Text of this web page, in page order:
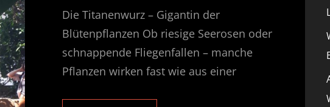
Die Titanenwurz – Gigantin der
Blütenpflanzen Ob riesige Seerosen oder
schnappende Fliegenfallen – manche
Pflanzen wirken fast wie aus einer